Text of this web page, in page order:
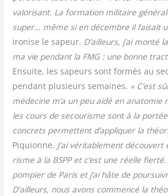
valo­ri­sant. La for­ma­tion mili­taire
super… même si en décembre il fai­sait
iro­nise le sapeur. D’ailleurs, j’ai mon­té
ma vie pen­dant la FMG : une bonne
Ensuite, les sapeurs sont for­més au
pen­dant plu­sieurs semaines. « C’est
méde­cine m’a un peu aidé en ana­to­mie
les cours de secou­risme sont à la
concrets per­mettent d’appliquer la
Piquionne. J’ai véri­ta­ble­ment
risme à la BSPP et c’est une réelle
pom­pier de Paris et j’ai hâte de
D’ailleurs, nous avons com­men­cé la